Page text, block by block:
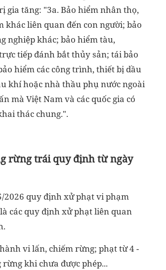
gia tăng: "3a. Bảo hiểm nhân thọ,
khác liên quan đến con người; bảo
nghiệp khác; bảo hiểm tàu,
tiếp đánh bắt thủy sản; tái bảo
hiểm các công trình, thiết bị dầu
khí hoặc nhà thầu phụ nước ngoài
mà Việt Nam và các quốc gia có
thác chung.".
rừng trái quy định từ ngày
2026 quy định xử phạt vi phạm
các quy định xử phạt liên quan
vi lấn, chiếm rừng; phạt từ 4 -
khi chưa được phép...